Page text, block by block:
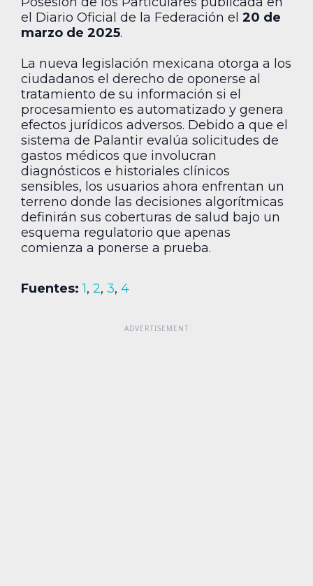
el Diario Oficial de la Federación el 20 de
marzo de 2025.
La nueva legislación mexicana otorga a los
ciudadanos el derecho de oponerse al
tratamiento de su información si el
procesamiento es automatizado y genera
efectos jurídicos adversos. Debido a que el
sistema de Palantir evalúa solicitudes de
gastos médicos que involucran
diagnósticos e historiales clínicos
sensibles, los usuarios ahora enfrentan un
terreno donde las decisiones algorítmicas
definirán sus coberturas de salud bajo un
esquema regulatorio que apenas
comienza a ponerse a prueba.
Fuentes: 1, 2, 3, 4